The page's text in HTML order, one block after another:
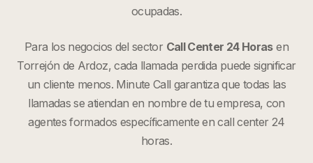
ocupadas.
Para los negocios del sector Call Center 24 Horasen
Torrejón de Ardoz, cada llamada perdida puede significar
un cliente menos. Minute Call garantiza que todas las
llamadas se atiendan en nombre de tu empresa, con
agentes formados específicamente encall center 24
horas.